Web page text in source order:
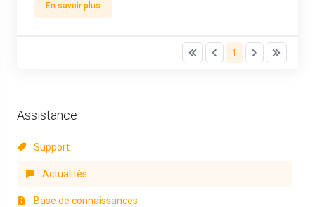
Assistance
Support
Actualités
Base de connaissances
En savoir plus
1